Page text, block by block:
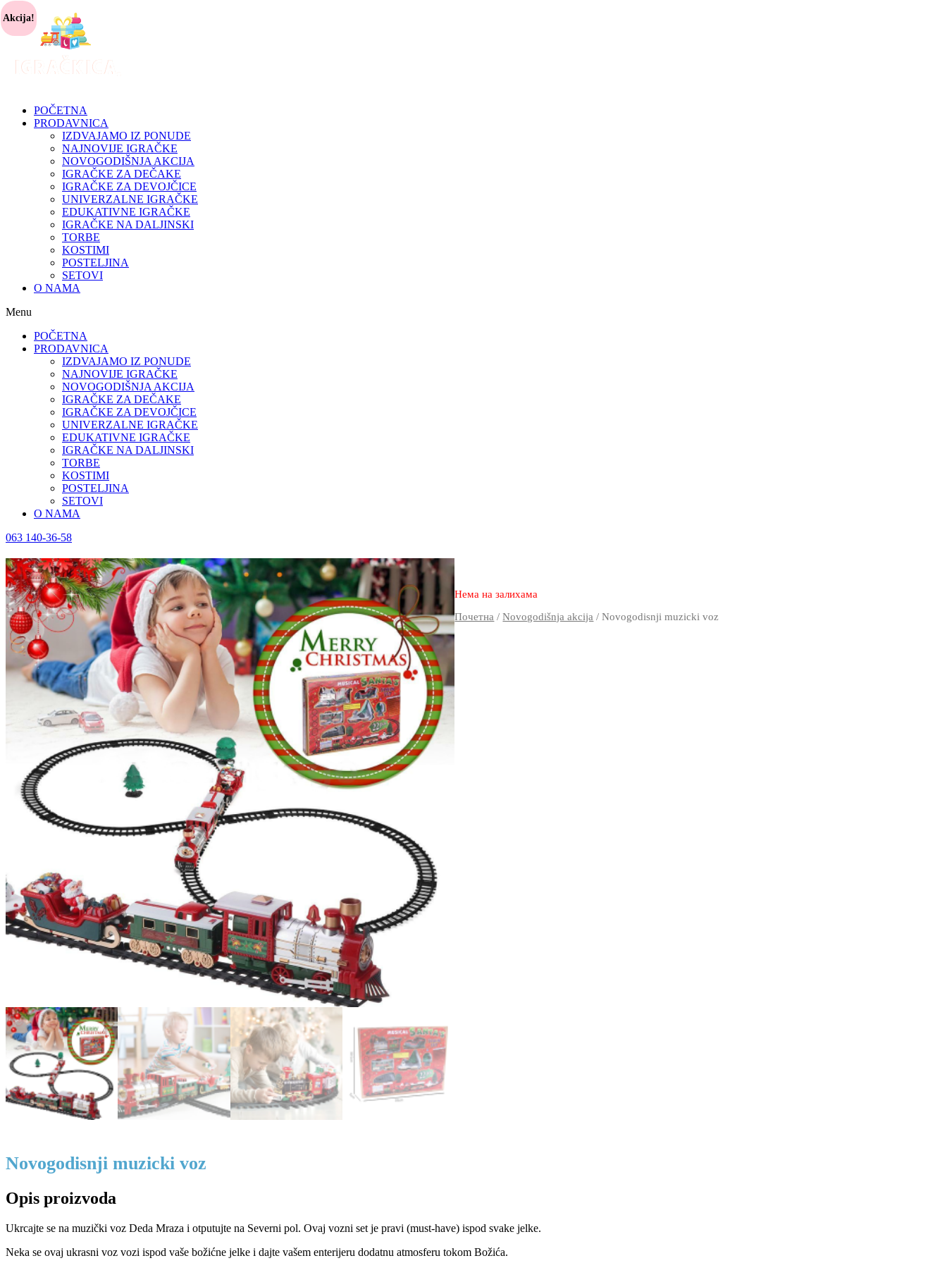
POČETNA
PRODAVNICA
IZDVAJAMO IZ PONUDE
NAJNOVIJE IGRAČKE
NOVOGODIŠNJA AKCIJA
IGRAČKE ZA DEČAKE
IGRAČKE ZA DEVOJČICE
UNIVERZALNE IGRAČKE
EDUKATIVNE IGRAČKE
IGRAČKE NA DALJINSKI
TORBE
KOSTIMI
POSTELJINA
SETOVI
O NAMA
Menu
POČETNA
PRODAVNICA
IZDVAJAMO IZ PONUDE
NAJNOVIJE IGRAČKE
NOVOGODIŠNJA AKCIJA
IGRAČKE ZA DEČAKE
IGRAČKE ZA DEVOJČICE
UNIVERZALNE IGRAČKE
EDUKATIVNE IGRAČKE
IGRAČKE NA DALJINSKI
TORBE
KOSTIMI
POSTELJINA
SETOVI
O NAMA
063 140-36-58
Akcija!
Нема на залихама
Почетна /Novogodišnja akcija / Novogodisnji muzicki voz
Novogodisnji muzicki voz
Opis proizvoda
Ukrcajte se na muzički voz Deda Mraza i otputujte na Severni pol. Ovaj vozni set je pravi (must-have) ispod svake jelke.
Neka se ovaj ukrasni voz vozi ispod vaše božićne jelke i dajte vašem enterijeru dodatnu atmosferu tokom Božića.